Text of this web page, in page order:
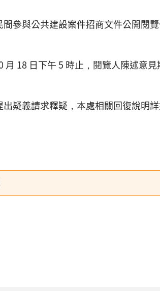
參與公共建設案件招商文件公開閱
18 日下午 5 時止，閱覽人陳述意
疑義請求釋疑，本處相關回復說明詳